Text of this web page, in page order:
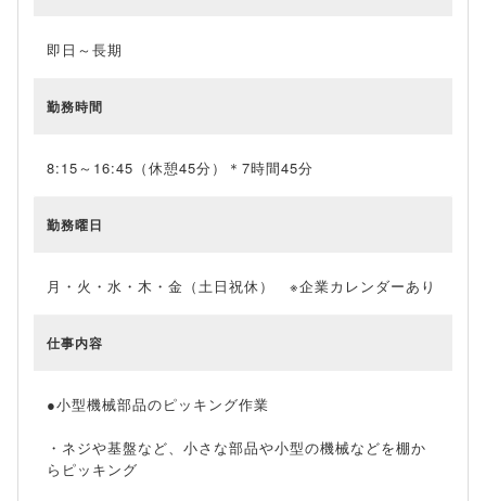
即日～長期
勤務時間
8:15～16:45（休憩45分）＊7時間45分
勤務曜日
月・火・水・木・金（土日祝休） ※企業カレンダーあり
仕事内容
●小型機械部品のピッキング作業
・ネジや基盤など、小さな部品や小型の機械などを棚か
らピッキング